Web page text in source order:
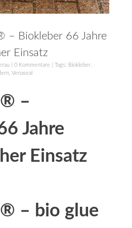
– Biokleber 66 Jahre
Einsatz
0 Kommentare | Tags: Biokleber
Venaseal
–
Jahre
Einsatz
– bio glue